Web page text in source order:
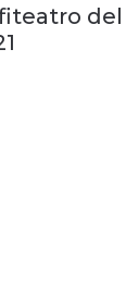
del